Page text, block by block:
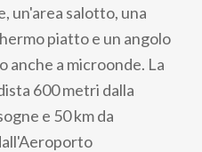
un'area salotto, una
piatto e un angolo
a microonde. La
600 metri dalla
e 50 km da